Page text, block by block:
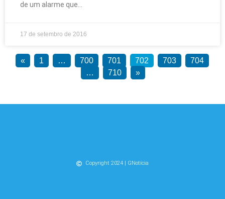
de um alarme que
17 de setembro de 2016
« 1 … 700 701 702 703
704
…
710 »
Copyright 2024 | GNotícia